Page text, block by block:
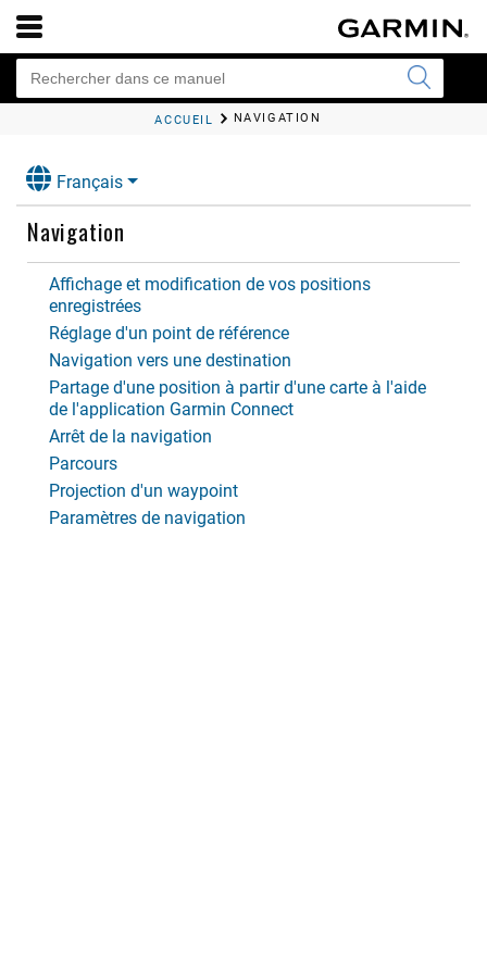
ACCUEIL NAVIGATION
Français
Navigation
Affichage et modification de vos positions
enregistrées
Réglage d'un point de référence
Navigation vers une destination
Partage d'une position à partir d'une carte à l'aide
de l'application Garmin Connect
Arrêt de la navigation
Parcours
Projection d'un waypoint
Paramètres de navigation